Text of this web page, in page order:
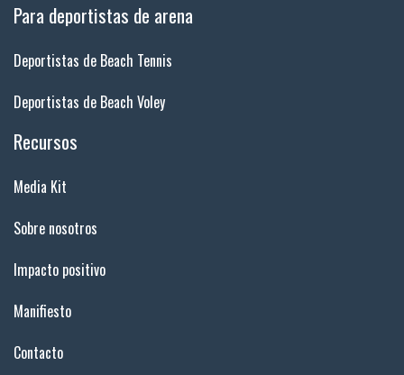
Para deportistas de arena
Deportistas de Beach Tennis
Deportistas de Beach Voley
Recursos
Media Kit
Sobre nosotros
Impacto positivo
Manifiesto
Contacto